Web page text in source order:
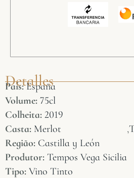
Detalles
País:España
Volume: 75cl
Colheita: 2019
Casta: Merlot ,
Região: Castilla y León
Produtor: Tempos Vega Sicilia
Tipo: Vino Tinto